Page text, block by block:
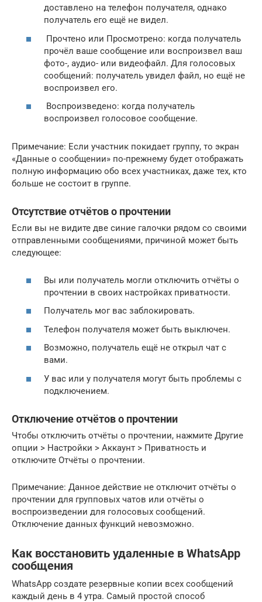
доставлено на телефон получателя, однако
получатель его ещё не видел.
Прочтено или Просмотрено: когда получатель
прочёл ваше сообщение или воспроизвел ваш
фото-, аудио- или видеофайл. Для голосовых
сообщений: получатель увидел файл, но ещё не
воспроизвел его.
Воспроизведено: когда получатель
воспроизвел голосовое сообщение.
Примечание: Если участник покидает группу, то экран
«Данные о сообщении» по-прежнему будет отображать
полную информацию обо всех участниках, даже тех, кто
больше не состоит в группе.
Отсутствие отчётов о прочтении
Если вы не видите две синие галочки рядом со своими
отправленными сообщениями, причиной может быть
следующее:
Вы или получатель могли отключить отчёты о
прочтении в своих настройках приватности.
Получатель мог вас заблокировать.
Телефон получателя может быть выключен.
Возможно, получатель ещё не открыл чат с
вами.
У вас или у получателя могут быть проблемы с
подключением.
Отключение отчётов о прочтении
Чтобы отключить отчёты о прочтении, нажмите Другие
опции > Настройки > Аккаунт > Приватность и
отключите Отчёты о прочтении.
Примечание: Данное действие не отключит отчёты о
прочтении для групповых чатов или отчёты о
воспроизведении для голосовых сообщений.
Отключение данных функций невозможно.
Как восстановить удаленные в WhatsApp
сообщения
WhatsApp создате резервные копии всех сообщений
каждый день в 4 утра. Самый простой способ